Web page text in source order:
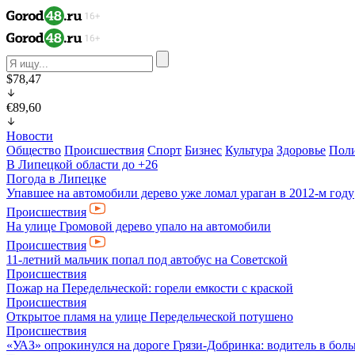
$78,47
€89,60
Новости
Общество Происшествия Спорт Бизнес Культура Здоровье
В Липецкой области до +26
Погода в Липецке
Упавшее на автомобили дерево уже ломал ураган в 2012-м году
Происшествия
На улице Громовой дерево упало на автомобили
Происшествия
11-летний мальчик попал под автобус на Советcкой
Происшествия
Пожар на Передельческой: горели емкости с краской
Происшествия
Открытое пламя на улице Передельческой потушено
Происшествия
«УАЗ» опрокинулся на дороге Грязи-Добринка: водитель в